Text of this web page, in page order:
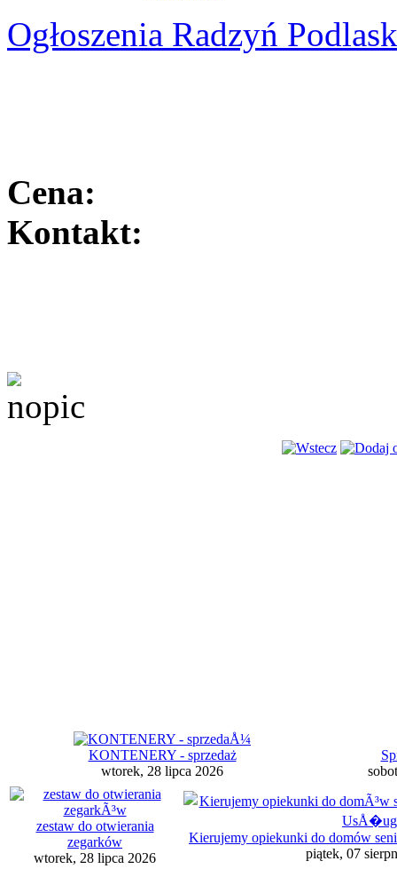
Ogłoszenia Radzyń
Cena:
Kontakt:
KONTENERY - sprzedaż
wtorek, 28 lipca 2026
zestaw do otwierania
zegarków
wtorek, 28 lipca 2026
Kierujemy opiekunki do domów
piątek, 07